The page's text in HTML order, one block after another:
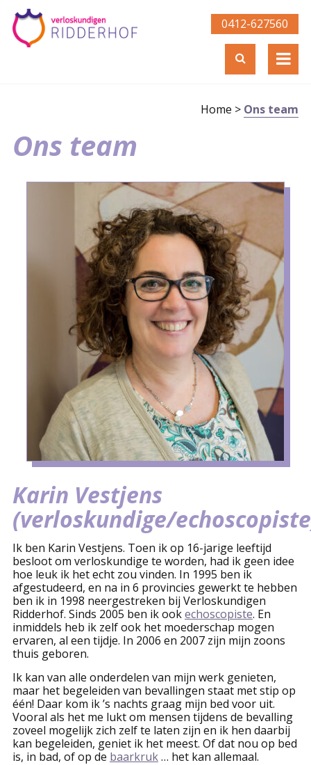
0412-627560­
Home > Ons team
Ons team
Karin Vestjens
(verloskundige/
Ik ben Karin Vestjens. Toen ik op 16-jarige leeftijd
besloot om verloskundige te worden, had ik geen idee
hoe leuk ik het echt zou vinden. In 1995 ben ik
afgestudeerd, en na in 6 provincies gewerkt te hebben
ben ik in 1998 neergestreken bij Verloskundigen
Ridderhof. Sinds 2005 ben ik ookechoscopiste. En
inmiddels heb ik zelf ook het moederschap mogen
ervaren, al een tijdje. In 2006 en 2007 zijn mijn zoons
thuis geboren.
Ik kan van alle onderdelen van mijn werk genieten,
maar het begeleiden van bevallingen staat met stip op
één! Daar kom ik ’s nachts graag mijn bed voor uit.
Vooral als het me lukt om mensen tijdens de bevalling
zoveel mogelijk zich zelf te laten zijn en ik hen daarbij
kan begeleiden, geniet ik het meest. Of dat nou op bed
is, in bad, of op de baarkruk… het kan allemaal.